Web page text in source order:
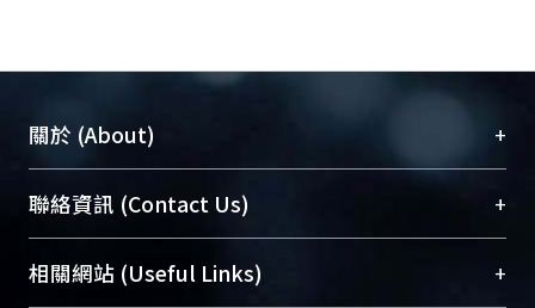
關於 (About) +
臺大位居世界頂尖大學之列，為永久珍藏及向國際
展現本校豐碩的研究成果及學術能量，圖書館整合
機構典藏（NTUR）與學術庫（AH）不同功能平
台，成為臺大學術典藏NTU scholars。期能整合研
聯絡資訊 (Contact Us) +
總館學科館員(Main Library)
相關網站 (Useful Links) +